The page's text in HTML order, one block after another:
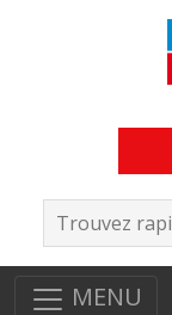
MENU